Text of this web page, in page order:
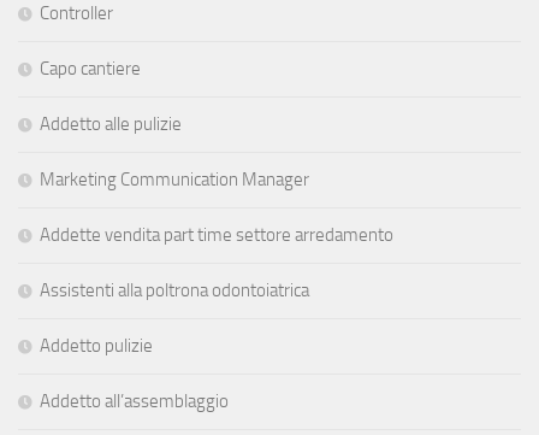
Controller
Capo cantiere
Addetto alle pulizie
Marketing Communication Manager
Addette vendita part time settore arredamento
Assistenti alla poltrona odontoiatrica
Addetto pulizie
Addetto all’assemblaggio